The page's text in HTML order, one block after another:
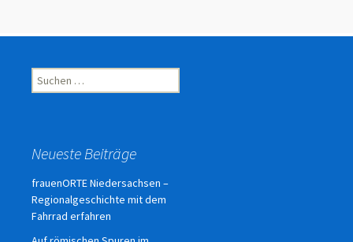
Suchen
nach:
Neueste Beiträge
frauenORTE Niedersachsen –
Regionalgeschichte mit dem
Fahrrad erfahren